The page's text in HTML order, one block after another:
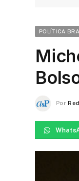
POLÍTICA
Por